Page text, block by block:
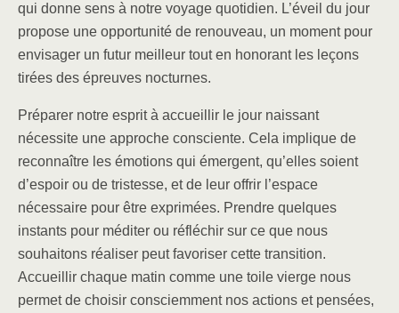
qui donne sens à notre voyage quotidien. L’éveil du jour
propose une opportunité de renouveau, un moment pour
envisager un futur meilleur tout en honorant les leçons
tirées des épreuves nocturnes.
Préparer notre esprit à accueillir le jour naissant
nécessite une approche consciente. Cela implique de
reconnaître les émotions qui émergent, qu’elles soient
d’espoir ou de tristesse, et de leur offrir l’espace
nécessaire pour être exprimées. Prendre quelques
instants pour méditer ou réfléchir sur ce que nous
souhaitons réaliser peut favoriser cette transition.
Accueillir chaque matin comme une toile vierge nous
permet de choisir consciemment nos actions et pensées,